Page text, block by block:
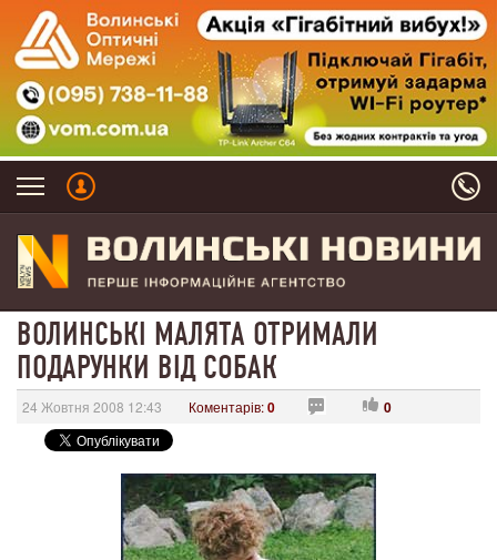
ВОЛИНСЬКІ МАЛЯТА ОТРИМАЛИ
ПОДАРУНКИ ВІД СОБАК
24 Жовтня 2008 12:43 Коментарів:0 0